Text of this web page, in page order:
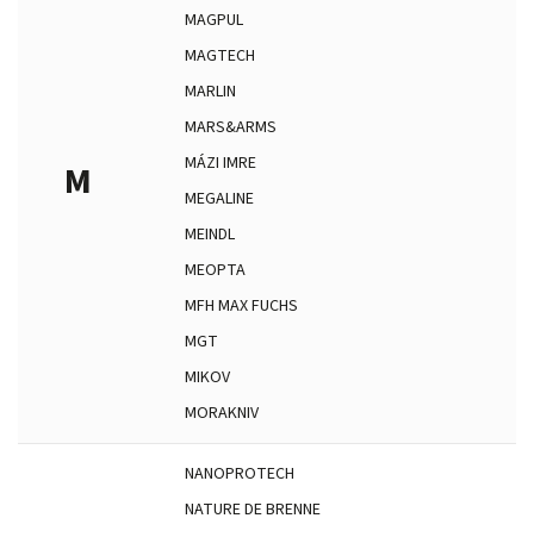
M
MAGPUL
MAGTECH
MARLIN
MARS&ARMS
MÁZI IMRE
MEGALINE
MEINDL
MEOPTA
MFH MAX FUCHS
MGT
MIKOV
MORAKNIV
NANOPROTECH
NATURE DE BRENNE